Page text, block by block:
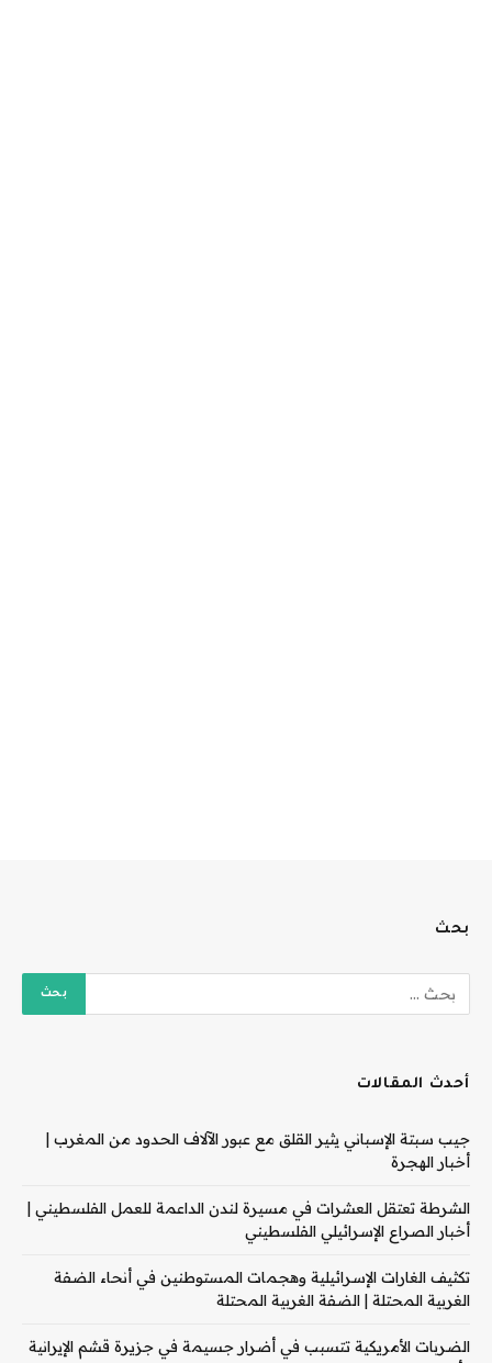
بحث
أحدث المقالات
جيب سبتة الإسباني يثير القلق مع عبور الآلاف الحدود من المغرب |
أخبار الهجرة
الشرطة تعتقل العشرات في مسيرة لندن الداعمة للعمل الفلسطيني |
أخبار الصراع الإسرائيلي الفلسطيني
تكثيف الغارات الإسرائيلية وهجمات المستوطنين في أنحاء الضفة
الغربية المحتلة | الضفة الغربية المحتلة
الضربات الأمريكية تتسبب في أضرار جسيمة في جزيرة قشم الإيرانية